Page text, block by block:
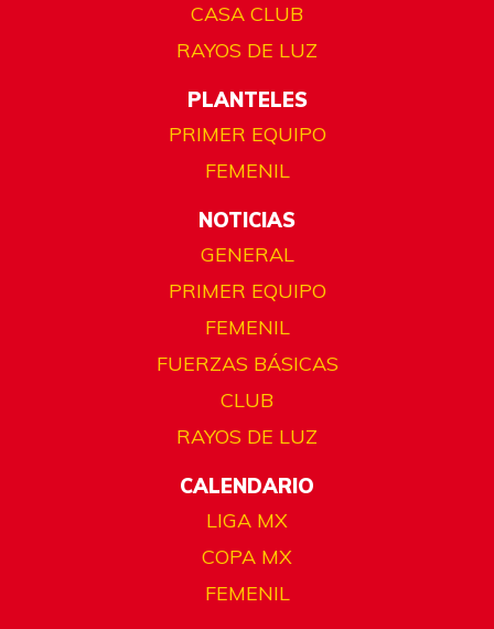
CASA CLUB
RAYOS DE LUZ
PLANTELES
PRIMER EQUIPO
FEMENIL
NOTICIAS
GENERAL
PRIMER EQUIPO
FEMENIL
FUERZAS BÁSICAS
CLUB
RAYOS DE LUZ
CALENDARIO
LIGA MX
COPA MX
FEMENIL